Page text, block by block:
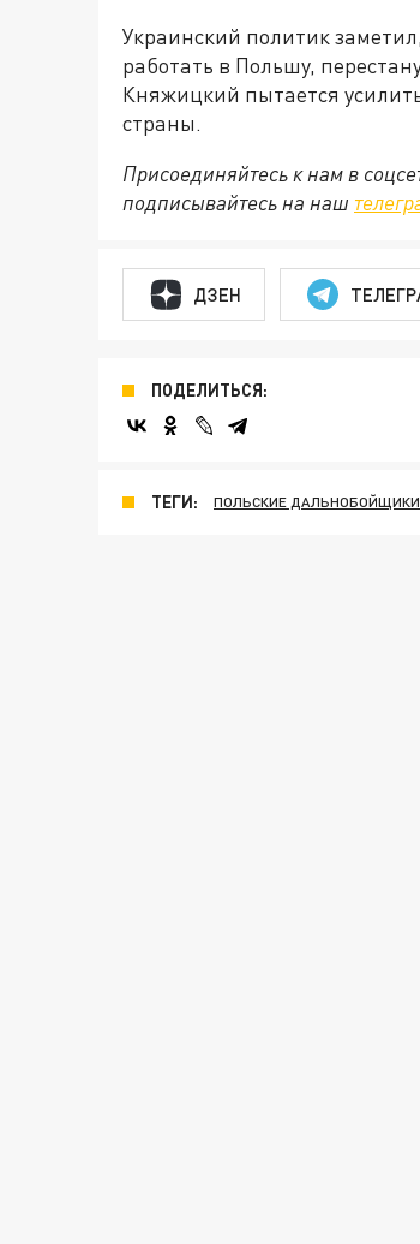
Украинский политик
работать в Польшу,
Княжицкий пытается
страны.
Присоединяйтесь к нам в
подписывайтесь на наш
ДЗЕН
ПОДЕЛИТЬСЯ:
ТЕГИ: ПОЛЬСКИЕ ДАЛЬНОБОЙЩИКИ